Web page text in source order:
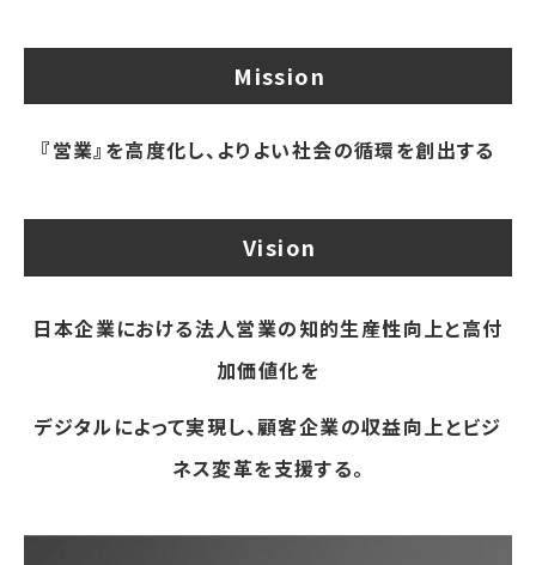
Mission
『営業』を高度化し、よりよい社会の循環を創出する
Vision
日本企業における法人営業の知的生産性向上と高付
加価値化を
デジタルによって実現し、顧客企業の収益向上とビジ
ネス変革を支援する。